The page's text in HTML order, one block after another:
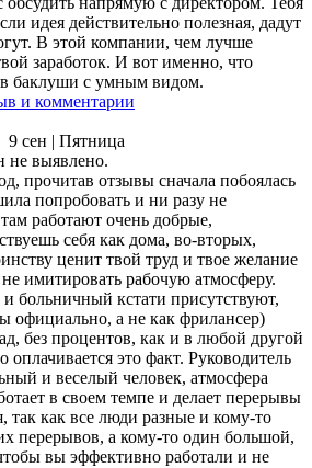
идея действительно полезная, дадут
В этой компании, чем лучше
заработок. И вот именно, что
в баклуши с умным видом.
и комментарии
9 сен | Пятница
не выявлено.
прочитав отзывы сначала побоялась
попробовать и ни разу не
работают очень добрые,
себя как дома, во-вторых,
ценит твой труд и твое желание
имитировать рабочую атмосферу.
больничный кстати присутствуют,
официально, а не как фрилансер)
без процентов, как и в любой другой
оплачивается это факт. Руководитель
и веселый человек, атмосфера
в своем темпе и делает перерывы
так как все люди разные и кому-то
перерывов, а кому-то один большой,
вы эффективно работали и не